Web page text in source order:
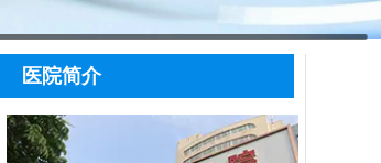
医院简介